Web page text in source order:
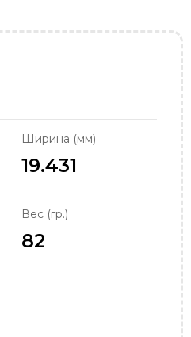
Ширина (мм)
19.431
Вес (гр.)
82